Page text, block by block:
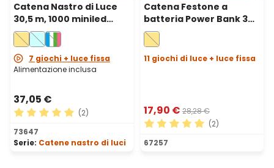
Catena Nastro di Luce
30,5 m, 1000 miniled
bianco caldo, cavo
bianco
7 giochi + luce fissa
Alimentazione inclusa
37,05 €
Valutazione media di 5 su 5 stelle
(2)
73647
Serie: Catene nastro di luci
Catena Festone a
batteria Power Bank 3
m, 300 microled bianco
caldo, cavo metal
argento
11 giochi di luce + luce fissa
17,90 € 28,28 €
Valutazione media di 5 su
(2)
67257